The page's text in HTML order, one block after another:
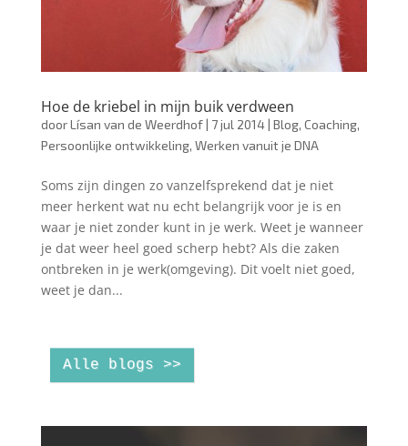
Hoe de kriebel in mijn buik verdween
doorLísan van de Weerdhof| 7 jul 2014| Blog, Coaching,
Persoonlijke ontwikkeling, Werken vanuit je DNA
Soms zijn dingen zo vanzelfsprekend dat je niet
meer herkent wat nu echt belangrijk voor je is en
waar je niet zonder kunt in je werk. Weet je wanneer
je dat weer heel goed scherp hebt? Als die zaken
ontbreken in je werk(omgeving). Dit voelt niet goed,
weet je dan...
Alle blogs >>